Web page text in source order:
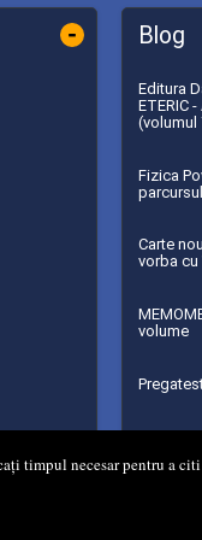
timpul necesar pentru a
- Blog
Editura
ETERIC
(volumul
Fizica
Carte
vorba cu
volume